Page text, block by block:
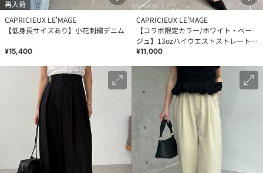
再入荷
CAPRICIEUX LE'MAGE
【低身長サイズあり】小花刺繍デニム
¥15,400
CAPRICIEUX LE'MAGE
【コラボ限定カラー/ホワイト・ベー
ジュ】13ozハイウエストストレートデ
ニム
¥11,000